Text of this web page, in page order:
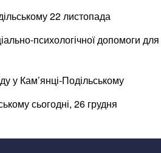
22 листопада
психологічної допомоги
у Кам’янці-Подільському
сьогодні, 26 грудня